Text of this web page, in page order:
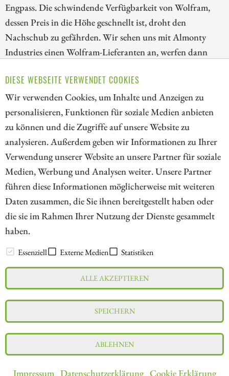
DIESE WEBSEITE VERWENDET COOKIES
Wir verwenden Cookies, um Inhalte und Anzeigen zu
personalisieren, Funktionen für soziale Medien anbieten
zu können und die Zugriffe auf unsere Website zu
analysieren. Außerdem geben wir Informationen zu Ihrer
Verwendung unserer Website an unsere Partner für soziale
Medien, Werbung und Analysen weiter. Unsere Partner
führen diese Informationen möglicherweise mit weiteren
Daten zusammen, die Sie ihnen bereitgestellt haben oder
die sie im Rahmen Ihrer Nutzung der Dienste gesammelt
haben.
Essenziell Externe Medien Statistiken
ALLE AKZEPTIEREN
SPEICHERN
ABLEHNEN
Impressum Datenschutzerklärung Cookie Erklärung
Engpass. Die schwindende Verfügbarkeit von Wolfram,
dessen Preis in die Höhe geschnellt ist, droht den
Nachschub zu gefährden. Wir sehen uns mit Almonty
Industries einen Wolfram-Lieferanten an, werfen dann
Rüstungsgiganten, und schließen mit RTX, dem
technologischen Leitwolf der US-Raketenindustrie.
ZUM KOMMENTAR
// kapitalerhoehungen.de - © 2026 - Die Informationsplattform für
Investoren und Unternehmen rund um Kapitalerhöhung, Kapitalmarkt
und Unternehmensfinanzierung
LEXIKON
Impressum
Datenschutz
Interessenskonflikt & Risikohinweis
Nutzungsbedingungen